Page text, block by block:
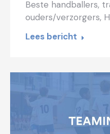
Beste handballers,
ouders/verzorgers,
Lees bericht